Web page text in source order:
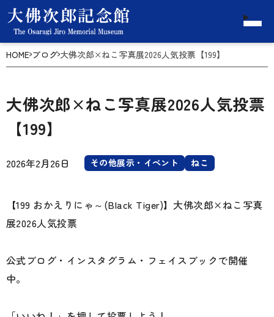
HOME ブログ 大佛次郎×ねこ写真展2026人気投票【199】
大佛次郎×ねこ写真展2026人気投票
【199】
2026年2月26日 その他展示・イベント ねこ
【199 おかえりにゃ～(Black Tiger)】大佛次郎×ねこ写真
展2026人気投票
公式ブログ・インスタグラム・フェイスブックで開催
中。